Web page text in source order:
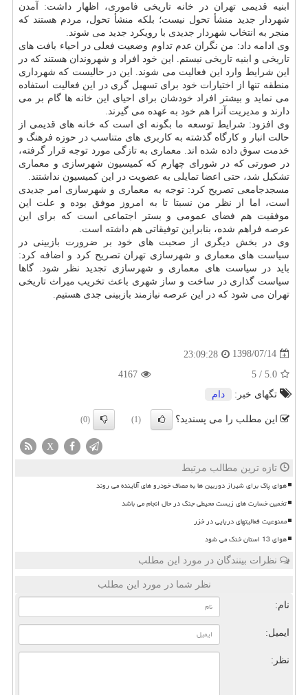
ابنیه قدیمی تهران در خانه تاریخی فاموری، اظهار داشت: آمدن
شهردار جدید منشأ تحول نیست؛ بلكه منشأ تحول، مردم هستند كه
منجر به انتخاب شهردار جدیدی با رویكرد جدید می شوند.
وی ادامه داد: من نگران عدم تداوم وضعیت فعلی در احیاء بافت های
تاریخی و ابنیه تاریخی نیستم. این خود افراد و شهروندان هستند كه در
این شرایط وارد این فعالیت می شوند. این در حالیست كه شهرداری
منطقه تنها از اختیارات خود برای تسهیل گری در این فعالیت استفاده
می نماید و بیشتر افراد خودشان برای احیای این خانه ها گام بر می
دارند و مدیریت آنرا هم خود به عهده می گیرند.
وی افزود: شرایط توسعه ما بگونه ای است كه خانه های قدیمی از
حالت انبار و كارگاه گذشته به كاربری های متناسب در حوزه فرهنگ و
خدمت سوق داده شده اند. معماری به تازگی مورد توجه قرار گرفته،
در صورتی كه در شورای چهارم كه كمیسیون شهرسازی و معماری
تشكیل شد، حتی اعضا تمایلی به عضویت در این كمیسیون نداشتند.
مسجدجامعی تصریح كرد: توجه به معماری و شهرسازی امر جدیدی
است، اما از نظر من نسبتا تا به امروز موفق بوده و علت این
موفقیت هم فضای عمومی و بستر اجتماعی است كه برای این
عرصه فراهم شده، بنابراین توفیقاتی هم داشته است.
وی در بخش دیگری از صحبت های خود بر ضرورت بازبینی در
سیاست های معماری و شهرسازی تهران تصریح كرد و اضافه كرد:
باید در سیاست های معماری و شهرسازی تجدید نظر شود. گاها
سیاست گذاری در ساخت و ساز شهری باعث تخریب میراث تاریخی
تهران می شود كه در این عرصه نیازمند بازبینی جدی هستیم.
1398/07/14
23:09:28
5.0
/
5
4167
تگهای خبر:
دام
این مطلب را می پسندید؟ (1)
(0)
X
تازه ترین مطالب مرتبط
هوای پاک برای شیراز دوربین ها به مصاف خودرو های آلاینده می روند
تخمین خسارت های زیست محیطی جنگ در حال انجام می باشد
ممنوعیت فعالیتهای دریایی در خزر
هوای 13 استان خنک می شود
نظرات بینندگان در مورد این مطلب
نظر شما در مورد این مطلب
نام:
ایمیل:
نظر: